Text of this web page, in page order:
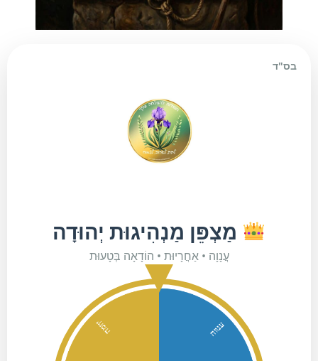
מַצְפֵּן מַנְהִיגוּת יְהוּדָה
עֲנָוָה • אַחֲרָיוּת • הוֹדָאָה בְּטָעוּת